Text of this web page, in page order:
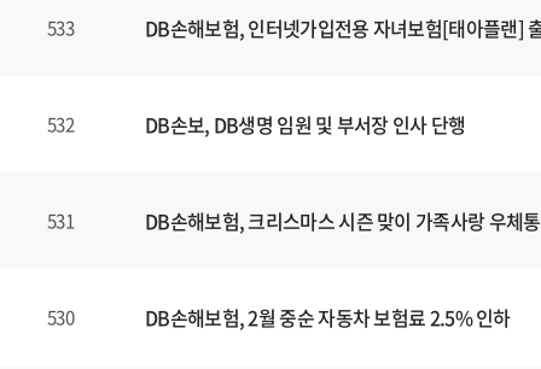
533 DB손해보험, 인터넷가입전용 자녀보험[태아플랜]
532 DB손보, DB생명 임원 및 부서장 인사 단행
531 DB손해보험, 크리스마스 시즌 맞이 가족사랑 우체
530 DB손해보험, 2월 중순 자동차 보험료 2.5% 인하